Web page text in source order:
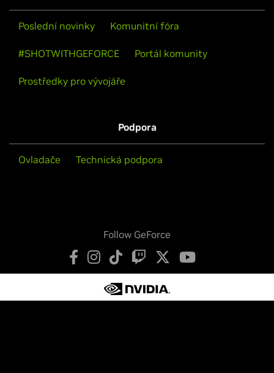
Poslední novinky Komunitní fóra
#SHOTWITHGEFORCE Portál komunity
Prostředky pro vývojáře
Podpora
Ovladače Technická podpora
Follow GeForce